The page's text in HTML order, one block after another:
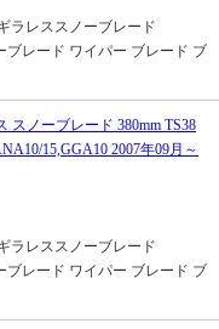
ラレススノーブレード
ブレード ワイパー ブレード ブ
スノーブレード 380mm TS38
15,GGA10 2007年09月～
ラレススノーブレード
ブレード ワイパー ブレード ブ